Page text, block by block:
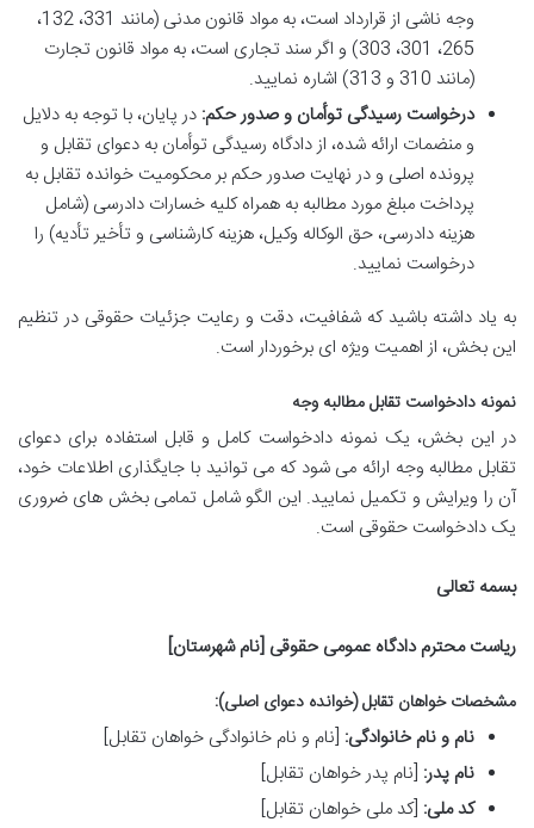
وجه ناشی از قرارداد است، به مواد قانون مدنی (مانند 331، 132،
265، 301، 303) و اگر سند تجاری است، به مواد قانون تجارت
(مانند 310 و 313) اشاره نمایید.
درخواست رسیدگی توأمان و صدور حکم: در پایان، با توجه به دلایل
و منضمات ارائه شده، از دادگاه رسیدگی توأمان به دعوای تقابل و
پرونده اصلی و در نهایت صدور حکم بر محکومیت خوانده تقابل به
پرداخت مبلغ مورد مطالبه به همراه کلیه خسارات دادرسی (شامل
هزینه دادرسی، حق الوکاله وکیل، هزینه کارشناسی و تأخیر تأدیه) را
درخواست نمایید.
به یاد داشته باشید که شفافیت، دقت و رعایت جزئیات حقوقی در تنظیم
این بخش، از اهمیت ویژه ای برخوردار است.
نمونه دادخواست تقابل مطالبه وجه
در این بخش، یک نمونه دادخواست کامل و قابل استفاده برای دعوای
تقابل مطالبه وجه ارائه می شود که می توانید با جایگذاری اطلاعات خود،
آن را ویرایش و تکمیل نمایید. این الگو شامل تمامی بخش های ضروری
یک دادخواست حقوقی است.
بسمه تعالی
ریاست محترم دادگاه عمومی حقوقی [نام شهرستان]
مشخصات خواهان تقابل (خوانده دعوای اصلی):
نام و نام خانوادگی: [نام و نام خانوادگی خواهان تقابل]
نام پدر: [نام پدر خواهان تقابل]
کد ملی: [کد ملی خواهان تقابل]